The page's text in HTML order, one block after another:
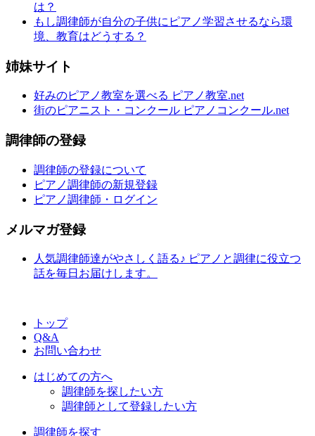
は？
もし調律師が自分の子供にピアノ学習させるなら環
境、教育はどうする？
姉妹サイト
好みのピアノ教室を選べる ピアノ教室.net
街のピアニスト・コンクール ピアノコンクール.net
調律師の登録
調律師の登録について
ピアノ調律師の新規登録
ピアノ調律師・ログイン
メルマガ登録
人気調律師達がやさしく語る♪ ピアノと調律に役立つ
話を毎日お届けします。
トップ
Q&A
お問い合わせ
はじめての方へ
調律師を探したい方
調律師として登録したい方
調律師を探す